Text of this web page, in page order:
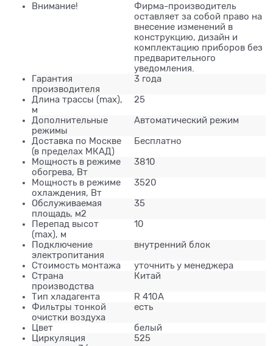
Внимание!
Фирма-производитель
оставляет за собой право на
внесение изменений в
конструкцию, дизайн и
комплектацию приборов без
предварительного
уведомления.
Гарантия
производителя
3 года
Длина трассы (mах),
м
25
Дополнительные
режимы
Автоматический режим
Доставка по Москве
(в пределах МКАД)
Бесплатно
Мощность в режиме
обогрева, Вт
3810
Мощность в режиме
охлаждения, Вт
3520
Обслуживаемая
площадь, м2
35
Перепад высот
(max), м
10
Подключение
электропитания
внутренний блок
Стоимость монтажа
уточнить у менеджера
Страна
производства
Китай
Тип хладагента
R 410A
Фильтры тонкой
очистки воздуха
есть
Цвет
белый
Циркуляция
525